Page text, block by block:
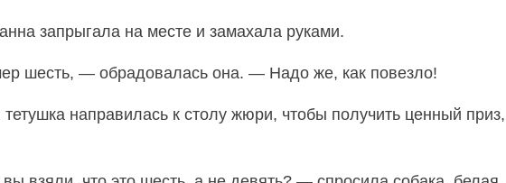
запрыгала на месте и замахала руками.
шесть, — обрадовалась она. — Надо же, как повезло!
направилась к столу жюри, чтобы получить ценный приз,